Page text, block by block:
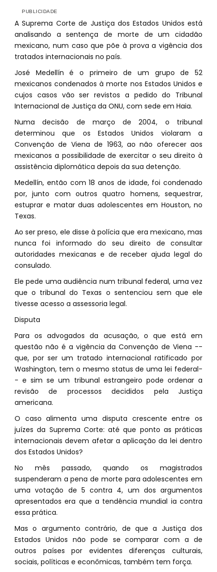
A Suprema Corte de Justiça dos Estados Unidos está
analisando a sentença de morte de um cidadão
mexicano, num caso que põe à prova a vigência dos
tratados internacionais no país.
José Medellín é o primeiro de um grupo de 52
mexicanos condenados à morte nos Estados Unidos e
cujos casos vão ser revistos a pedido do Tribunal
Internacional de Justiça da ONU, com sede em Haia.
Numa decisão de março de 2004, o tribunal
determinou que os Estados Unidos violaram a
Convenção de Viena de 1963, ao não oferecer aos
mexicanos a possibilidade de exercitar o seu direito à
assistência diplomática depois da sua detenção.
Medellín, então com 18 anos de idade, foi condenado
por, junto com outros quatro homens, sequestrar,
estuprar e matar duas adolescentes em Houston, no
Texas.
Ao ser preso, ele disse à polícia que era mexicano, mas
nunca foi informado do seu direito de consultar
autoridades mexicanas e de receber ajuda legal do
consulado.
Ele pede uma audiência num tribunal federal, uma vez
que o tribunal do Texas o sentenciou sem que ele
tivesse acesso a assessoria legal.
Disputa
Para os advogados da acusação, o que está em
questão não é a vigência da Convenção de Viena --
que, por ser um tratado internacional ratificado por
Washington, tem o mesmo status de uma lei federal-
- e sim se um tribunal estrangeiro pode ordenar a
revisão de processos decididos pela Justiça
americana.
O caso alimenta uma disputa crescente entre os
juízes da Suprema Corte: até que ponto as práticas
internacionais devem afetar a aplicação da lei dentro
dos Estados Unidos?
No mês passado, quando os magistrados
suspenderam a pena de morte para adolescentes em
uma votação de 5 contra 4, um dos argumentos
apresentados era que a tendência mundial ia contra
essa prática.
Mas o argumento contrário, de que a Justiça dos
Estados Unidos não pode se comparar com a de
outros países por evidentes diferenças culturais,
sociais, políticas e econômicas, também tem força.